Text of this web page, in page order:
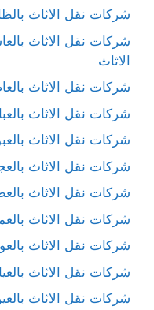
شركات نقل الاثاث
شركات نقل الاثاث
الاثاث
شركات نقل الاثاث
شركات نقل الاثاث
شركات نقل الاثاث
شركات نقل الاثاث
شركات نقل الاثاث
شركات نقل الاثاث
شركات نقل الاثاث
شركات نقل الاثاث
شركات نقل الاثاث